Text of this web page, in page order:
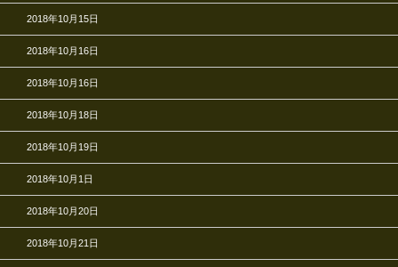
2018年10月15日
2018年10月16日
2018年10月16日
2018年10月18日
2018年10月19日
2018年10月1日
2018年10月20日
2018年10月21日